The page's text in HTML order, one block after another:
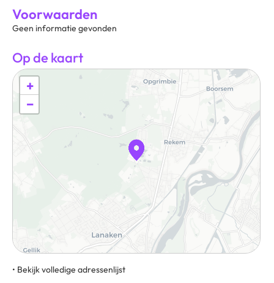
Voorwaarden
Geen informatie gevonden
Op de kaart
+
−
• Bekijk volledige adressenlijst